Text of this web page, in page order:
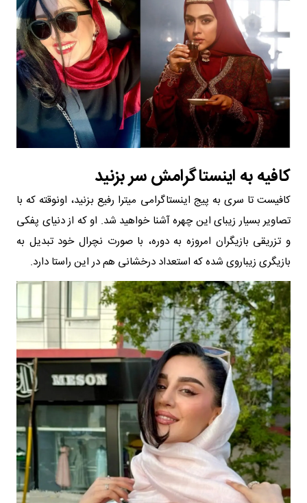
کافیه به اینستاگرامش سر بزنید
کافیست تا سری به پیج اینستاگرامی میترا رفیع بزنید، اونوقته که با
تصاویر بسیار زیبای این چهره آشنا خواهید شد. او که از دنیای پفکی
و تزریقی بازیگران امروزه به دوره، با صورت نچرال خود تبدیل به
بازیگری زیباروی شده که استعداد درخشانی هم در این راستا دارد.